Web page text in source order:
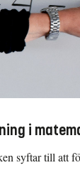
i
syftar till att